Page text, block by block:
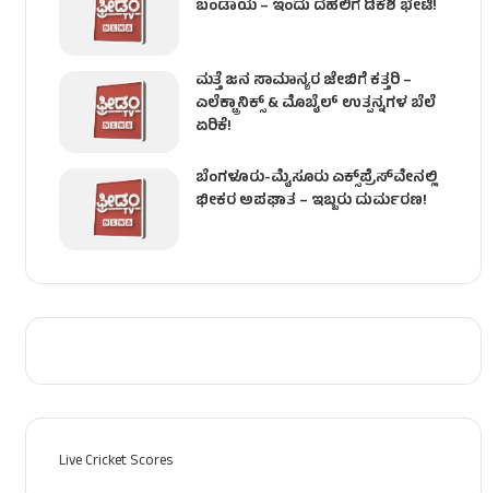
ಬಂಡಾಯ – ಇಂದು ದೆಹಲಿಗೆ ಡಿಕೆಶಿ ಭೇಟಿ!
ಮತ್ತೆ ಜನ ಸಾಮಾನ್ಯರ ಜೇಬಿಗೆ ಕತ್ತರಿ –
ಎಲೆಕ್ಟ್ರಾನಿಕ್ಸ್ & ಮೊಬೈಲ್ ಉತ್ಪನ್ನಗಳ ಬೆಲೆ
ಏರಿಕೆ!
ಬೆಂಗಳೂರು-ಮೈಸೂರು ಎಕ್ಸ್‌ಪ್ರೆಸ್‌ವೇನಲ್ಲಿ
ಭೀಕರ ಅಪಘಾತ – ಇಬ್ಬರು ದುರ್ಮರಣ!
Live Cricket Scores